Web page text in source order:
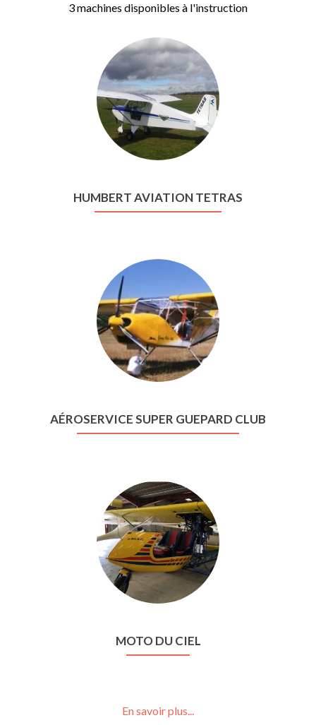
3 machines disponibles à l'instruction
HUMBERT AVIATION TETRAS
AÉROSERVICE SUPER GUEPARD CLUB
MOTO DU CIEL
En savoir plus...